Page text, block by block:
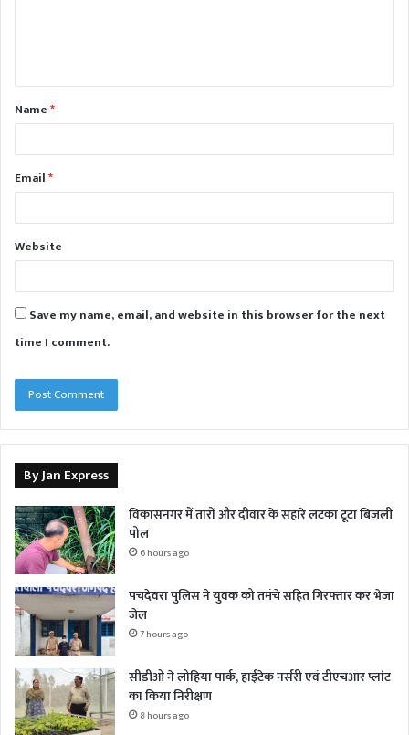
t
*Name*
Email*
Website
Save my name, email, and website in this browser for the next
time I comment.
By Jan Express
विकासनगर में तारों और दीवार के सहारे लटका टूटा बिजली
पोल
6 hours ago
पचदेवरा पुलिस ने युवक को तमंचे सहित गिरफ्तार कर भेजा
जेल
7 hours ago
सीडीओ ने लोहिया पार्क, हाईटेक नर्सरी एवं टीएचआर प्लांट
का किया निरीक्षण
8 hours ago